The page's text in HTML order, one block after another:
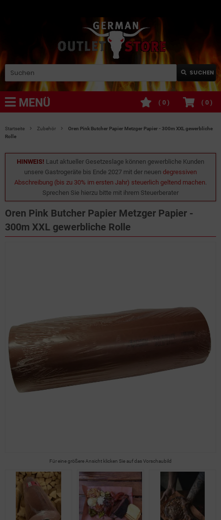
SUCHEN
MENÜ ( 0 )
( 0 )
Startseite Zubehör
Oren Pink Butcher Papier Metzger Papier - 300m XXL gewerbliche
Rolle
HINWEIS! Laut aktueller Gesetzeslage können gewerbliche Kunden
unsere Gastrogeräte bis Ende 2027 mit der neuen degressiven
Abschreibung (bis zu 30% im ersten Jahr) steuerlich geltend machen.
Sprechen Sie hierzu bitte mit ihrem Steuerberater
Oren Pink Butcher Papier Metzger Papier -
300m XXL gewerbliche Rolle
Für eine größere Ansicht klicken Sie auf das Vorschaubild